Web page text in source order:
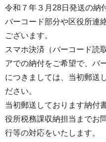
令和７年３月28日発送の納
バーコード部分や区役所連
ございます。
スマホ決済（バーコード読
アでの納付をご希望で、バ
につきましては、当初郵送
ださい。
当初郵送しております納付
役所税務課収納担当までお
行等の対応をいたします。